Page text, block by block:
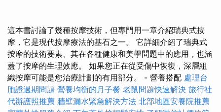
這本書討論了幾種按摩技術，但專門用一章介紹瑞典式按
摩，它是現代按摩療法的基石之一。 它詳細介紹了瑞典式
按摩的技術要素、其在各種健康和美學問題中的應用，也涵
蓋了按摩的生理效應。 如果您正在從受傷中恢復，深層組
織按摩可能是您治療計劃的有用部分。 - 營養搭配 處理台
胞證過期問題 營養均衡的月子餐 老鼠問題快速解決 旅行社
代辦護照推薦 牆壁漏水緊急解決方法 北部地區安養院推薦